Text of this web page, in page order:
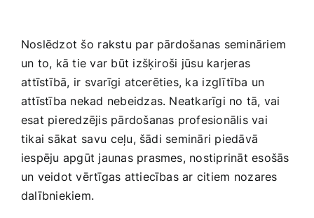
Noslēdzot šo⁢ rakstu ‍par pārdošanas semināriem
un to, kā tie var‍ būt ‍izšķiroši⁣ jūsu‍ karjeras
⁣attīstībā, ir svarīgi atcerēties, ka⁢ izglītība un
attīstība nekad nebeidzas. ​Neatkarīgi no‌ tā, vai
esat pieredzējis pārdošanas profesionālis vai
tikai sākat ⁣savu ⁤ceļu, šādi semināri ‍piedāvā
iespēju apgūt jaunas prasmes, nostiprināt esošās
‍un veidot vērtīgas attiecības ar citiem ⁣nozares
dalībniekiem.